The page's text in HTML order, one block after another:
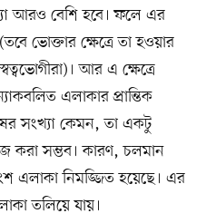
আরও বেশি হবে। ফলে এর
ভোক্তার ক্ষেত্রে তা হওয়ার
আর এ ক্ষেত্রে
এলাকার প্রান্তিক
সংখ্যা কেমন, তা একটু
করা সম্ভব। কারণ, চলমান
এলাকা নিমজ্জিত হয়েছে। এর
তলিয়ে যায়।